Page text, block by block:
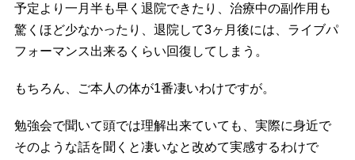
予定より一月半も早く退院できたり、治療中の副作用も
驚くほど少なかったり、退院して3ヶ月後には、ライブパ
フォーマンス出来るくらい回復してしまう。
もちろん、ご本人の体が1番凄いわけですが。
勉強会で聞いて頭では理解出来ていても、実際に身近で
そのような話を聞くと凄いなと改めて実感するわけで